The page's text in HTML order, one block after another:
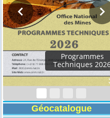
Rapport d'activités
2024
Géocatalogue